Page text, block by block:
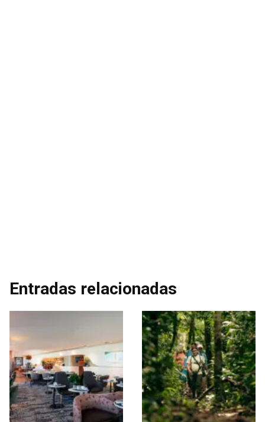
Entradas relacionadas